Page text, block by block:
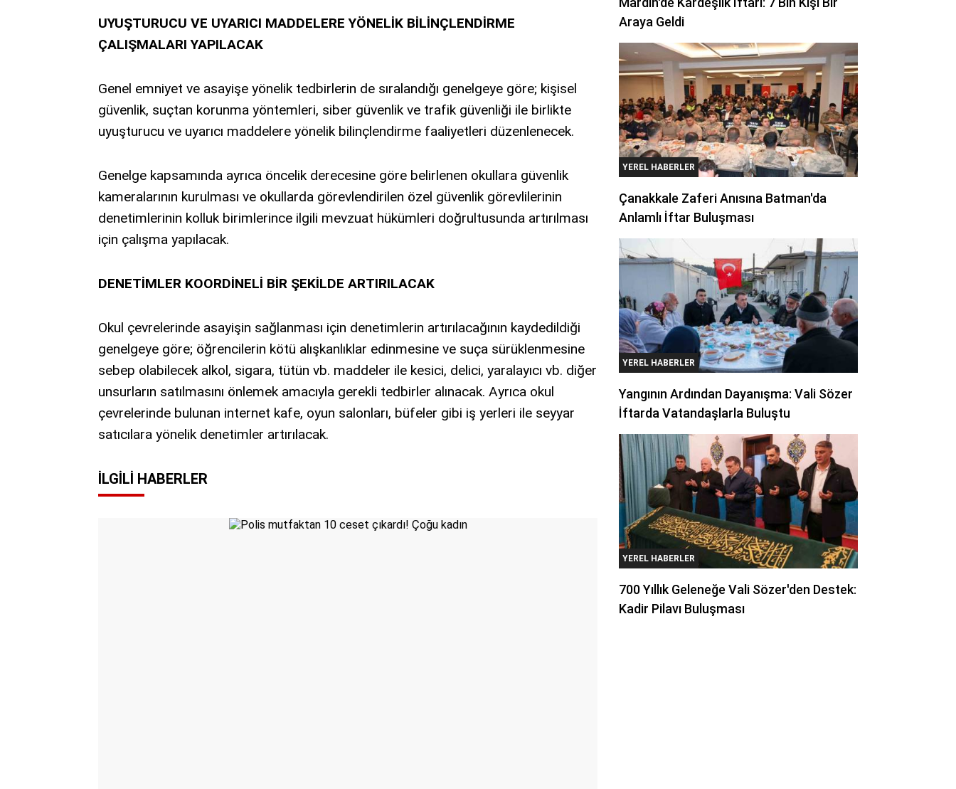
UYUŞTURUCU VE UYARICI MADDELERE YÖNELİK BİLİNÇLENDİRME
ÇALIŞMALARI YAPILACAK
Genel emniyet ve asayişe yönelik tedbirlerin de sıralandığı genelgeye göre; kişisel
güvenlik, suçtan korunma yöntemleri, siber güvenlik ve trafik güvenliği ile birlikte
uyuşturucu ve uyarıcı maddelere yönelik bilinçlendirme faaliyetleri düzenlenecek.
Genelge kapsamında ayrıca öncelik derecesine göre belirlenen okullara güvenlik
kameralarının kurulması ve okullarda görevlendirilen özel güvenlik görevlilerinin
denetimlerinin kolluk birimlerince ilgili mevzuat hükümleri doğrultusunda artırılması
için çalışma yapılacak.
DENETİMLER KOORDİNELİ BİR ŞEKİLDE ARTIRILACAK
Okul çevrelerinde asayişin sağlanması için denetimlerin artırılacağının kaydedildiği
genelgeye göre; öğrencilerin kötü alışkanlıklar edinmesine ve suça sürüklenmesine
sebep olabilecek alkol, sigara, tütün vb. maddeler ile kesici, delici, yaralayıcı vb. diğer
unsurların satılmasını önlemek amacıyla gerekli tedbirler alınacak. Ayrıca okul
çevrelerinde bulunan internet kafe, oyun salonları, büfeler gibi iş yerleri ile seyyar
satıcılara yönelik denetimler artırılacak.
İLGILI HABERLER
Araya Geldi
YEREL HABERLER
Çanakkale Zaferi Anısına Batman'da
Anlamlı İftar Buluşması
YEREL HABERLER
Yangının Ardından Dayanışma: Vali Sözer
İftarda Vatandaşlarla Buluştu
YEREL HABERLER
700 Yıllık Geleneğe Vali Sözer'den Destek:
Kadir Pilavı Buluşması